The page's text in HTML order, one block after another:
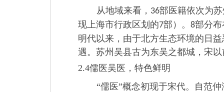
从地域来看， 36部医籍依次为
现上海市行政区划的7部）。 8部分布
明代以来，由于北方生态环境的日
遇。苏州吴县古为东吴之都城，宋
2.4儒医吴医，特色鲜明
“儒医”概念初现于宋代。自范